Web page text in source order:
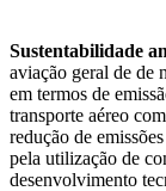
Sustentabilidade
aviação geral de de
em termos de
transporte aéreo
redução de
pela utilização de
desenvolvimento